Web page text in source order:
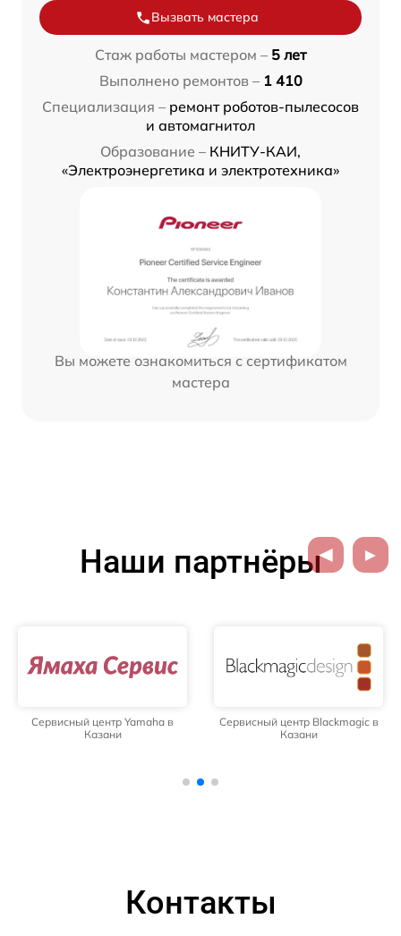
Вызвать мастера
Стаж работы мастером – 5 лет
Выполнено ремонтов – 1 410
Специализация – ремонт роботов-пылесосов
и автомагнитол
Образование – КНИТУ-КАИ,
«Электроэнергетика и электротехника»
Вы можете ознакомиться с сертификатом
мастера
Наши партнёры
Сервисный центр Yamaha в
Казани
Сервисный центр Blackmagic в
Казани
Контакты